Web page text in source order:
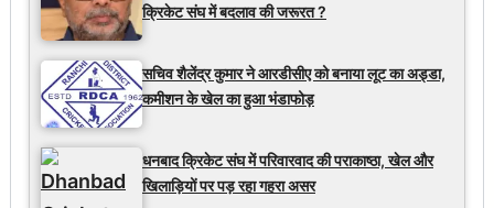
क्रिकेट संघ में बदलाव की जरूरत ?
सचिव शैलेंद्र कुमार ने आरडीसीए को बनाया लूट का अड्डा,
कमीशन के खेल का हुआ भंडाफोड़
धनबाद क्रिकेट संघ में परिवारवाद की पराकाष्ठा, खेल और
खिलाड़ियों पर पड़ रहा गहरा असर